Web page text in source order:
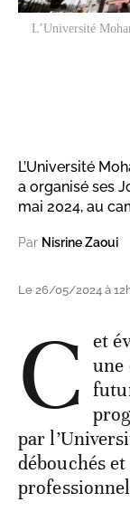
L’Université
L’Université
a organisé ses
mai 2024, au
Par Nisrine Zaoui
Le 26/05/2024 à
C et
une
par
débouchés